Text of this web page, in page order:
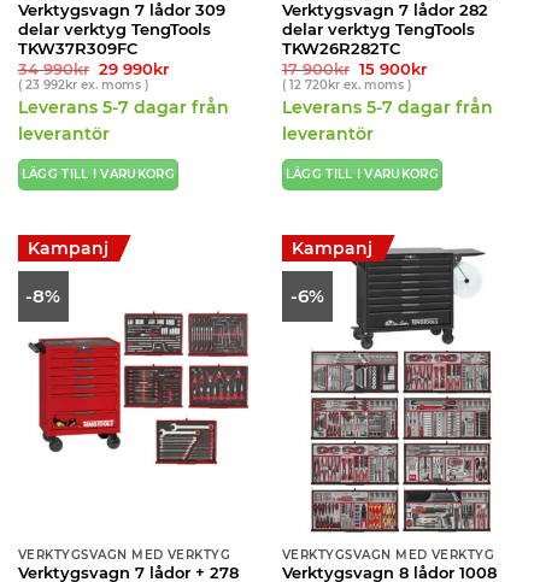
Verktygsvagn 7 lådor 309
delar verktyg TengTools
TKW37R309FC
34 990kr Det
ursprungliga
priset
var:
34
990kr.
29 990krDet
priset
är:
( 23 992krex. moms )
Leverans 5-7 dagar från
leverantör
LÄGG TILL I VARUKORG
Verktygsvagn 7 lådor 282
delar verktyg TengTools
TKW26R282TC
17 900kr Det
ursprungliga
priset
var:
17
900kr.
15 900krDet
priset
är:
( 12 720krex. moms )
Leverans 5-7 dagar från
leverantör
LÄGG TILL I VARUKORG
-8%
Kampanj
VERKTYGSVAGN MED VERKTYG
Verktygsvagn 7 lådor + 278
-6%
Kampanj
VERKTYGSVAGN MED VERKTYG
Verktygsvagn 8 lådor 1008